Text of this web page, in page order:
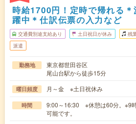
時給1700円！定時で帰れる
躍中＊仕訳伝票の入力など
交通費別途支給あり 土日祝日が休み 残
派遣
勤務地
東京都世田谷区
尾山台駅から徒歩15分
曜日頻度 月～金 ※土日祝休み
時間
9:00～16:30 ※休憩は60分。※9
可能です。